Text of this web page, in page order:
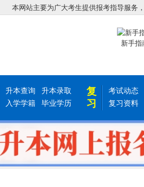
本网站主要为广大考生提供报考指导服务
新手指
升本查询
升本录取
入学学籍
毕业学历
复
习
考试动态
复习资料